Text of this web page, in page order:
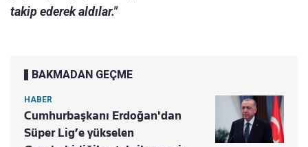
takip ederek aldılar."
BAKMADAN GEÇME
HABER
Cumhurbaşkanı Erdoğan'dan
Süper Lig’e yükselen